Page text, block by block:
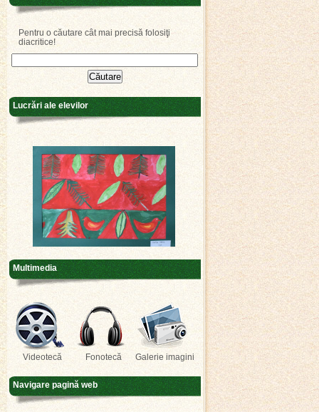
Pentru o căutare cât mai precisă folosiţi
diacritice!
Lucrări ale elevilor
Multimedia
Videotecă Fonotecă Galerie imagini
Navigare pagină web